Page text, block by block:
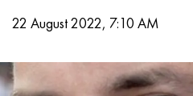
22 August 2022, 7:10 AM